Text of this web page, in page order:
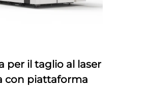
per il taglio al laser
con piattaforma